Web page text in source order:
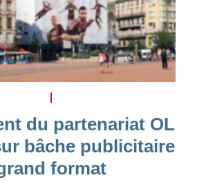
du partenariat OL
bâche publicitaire
format